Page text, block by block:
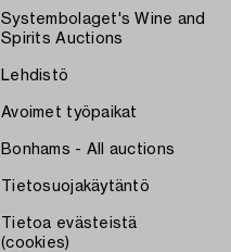
Systembolaget's Wine and
Spirits Auctions
Lehdistö
Avoimet työpaikat
Bonhams - All auctions
Tietosuojakäytäntö
Tietoa evästeistä
(cookies)